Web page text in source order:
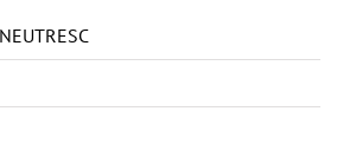
NEUTRESC